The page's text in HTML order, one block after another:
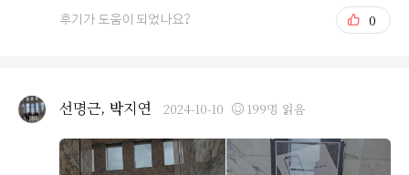
만 주말에는 워킹데이가 아니다 보니 복잡한 분위기도 안
느껴지고 20층 까지 바로 연결되는 엘리베이터도 있어서
로 마련 되어 있습니다 신랑&신부는 당일 정신 없겠지만 혼
주대기실이 있어서 가족분들이 편하게 쉴수 있을꺼 같더라
고요 신부 대기실은 화려한 꽃장식과 밝은 분위기로 구성
후기가 도움이 되었나요? 0
선명근, 박지연 2024-10-10 199명 읽음